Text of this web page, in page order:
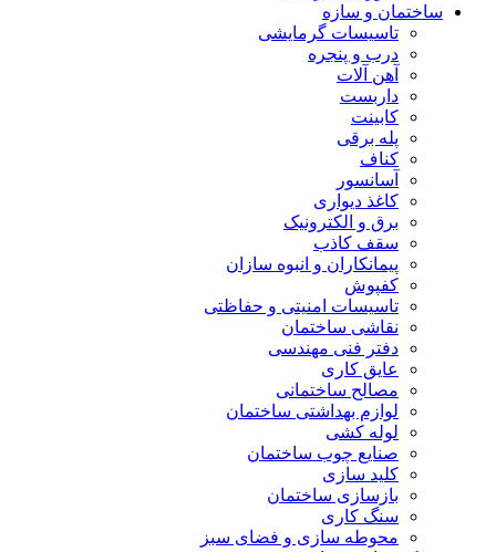
ساختمان و سازه
تاسیسات گرمایشی
درب و پنجره
آهن آلات
داربست
کابینت
پله برقی
کناف
آسانسور
کاغذ دیواری
برق و الکترونیک
سقف کاذب
پیمانکاران و انبوه سازان
کفپوش
تاسیسات امنیتی و حفاظتی
نقاشی ساختمان
دفتر فنی مهندسی
عایق کاری
مصالح ساختمانی
لوازم بهداشتی ساختمان
لوله کشی
صنایع چوب ساختمان
کلید سازی
بازسازی ساختمان
سنگ کاری
محوطه سازی و فضای سبز